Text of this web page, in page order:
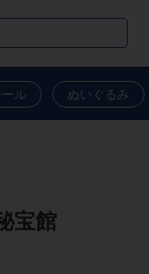
ル ぬいぐるみ
宝館